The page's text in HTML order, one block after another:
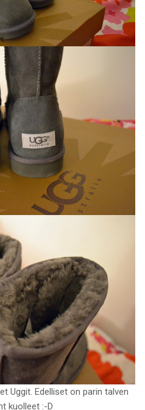
Uggit. Edelliset on parin talven
kuolleet :-D